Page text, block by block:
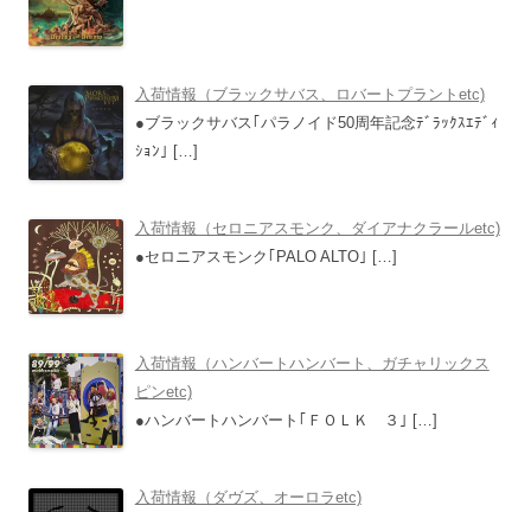
入荷情報（ブラックサバス、ロバートプラントetc)
●ブラックサバス｢パラノイド50周年記念ﾃﾞﾗｯｸｽｴﾃﾞｨ
ｼｮﾝ｣ […]
入荷情報（セロニアスモンク、ダイアナクラールetc)
●セロニアスモンク｢PALO ALTO｣ […]
入荷情報（ハンバートハンバート、ガチャリックス
ピンetc)
●ハンバートハンバート｢ＦＯＬＫ ３｣ […]
入荷情報（ダヴズ、オーロラetc)